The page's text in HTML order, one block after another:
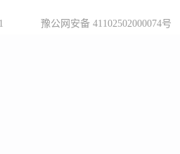
豫公网安备 41102502000074号